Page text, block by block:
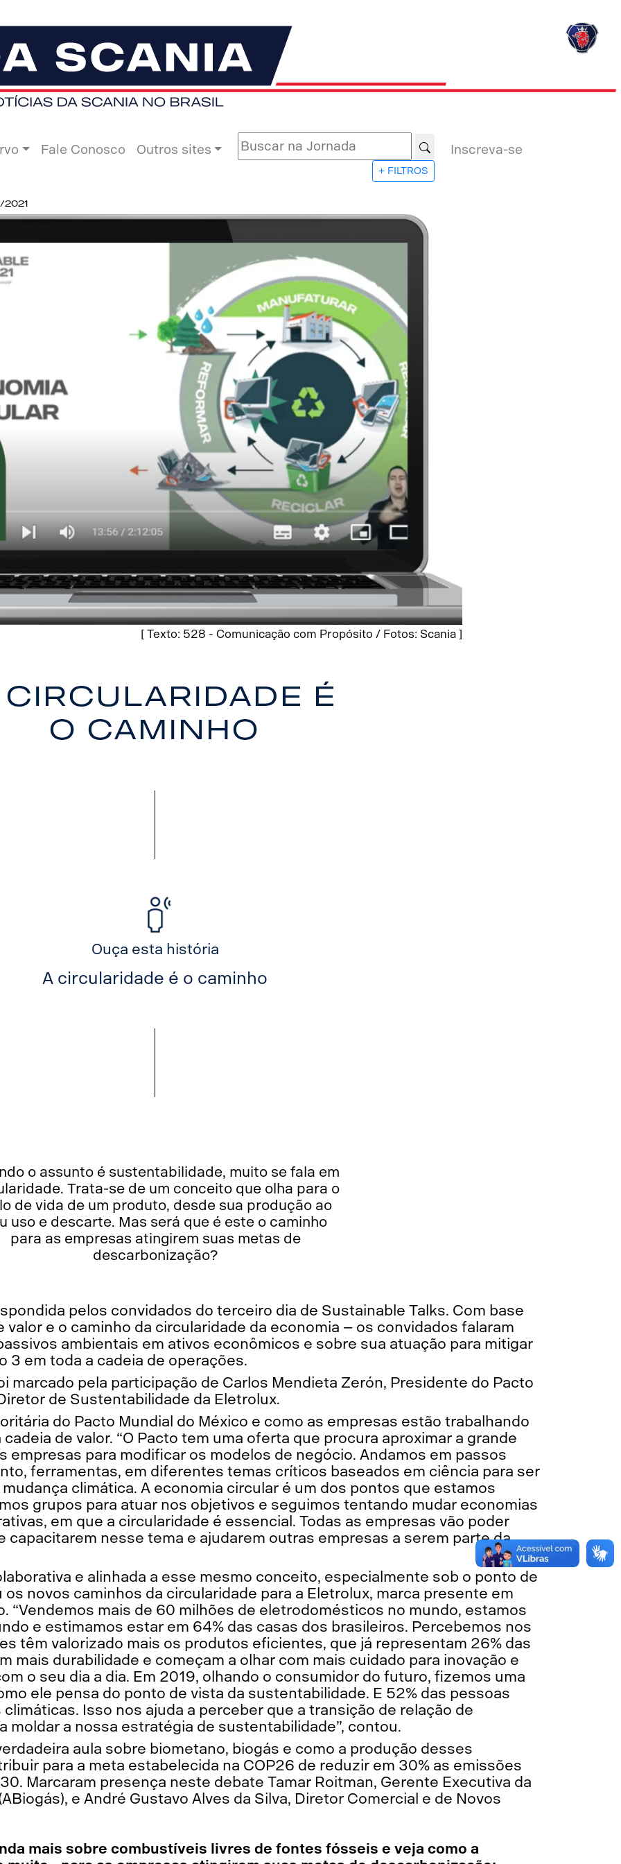
Fale Conosco Outros sites
+ FILTROS
Inscreva-se
[ Texto: 528 - Comunicação com Propósito / Fotos: Scania ]
circularidade é
o caminho
Ouça esta história
A circularidade é o caminho
o assunto é sustentabilidade, muito se fala em
Trata-se de um conceito que olha para o
de vida de um produto, desde sua produção ao
uso e descarte. Mas será que é este o caminho
para as empresas atingirem suas metas de
descarbonização?
pelos convidados do terceiro dia de Sustainable Talks. Com base
e o caminho da circularidade da economia – os convidados falaram
ambientais em ativos econômicos e sobre sua atuação para mitigar
3 em toda a cadeia de operações.
marcado pela participação de Carlos Mendieta Zerón, Presidente do Pacto
de Sustentabilidade da Eletrolux.
do Pacto Mundial do México e como as empresas estão trabalhando
de valor. “O Pacto tem uma oferta que procura aproximar a grande
empresas para modificar os modelos de negócio. Andamos em passos
ferramentas, em diferentes temas críticos baseados em ciência para ser
climática. A economia circular é um dos pontos que estamos
grupos para atuar nos objetivos e seguimos tentando mudar economias
em que a circularidade é essencial. Todas as empresas vão poder
capacitarem nesse tema e ajudarem outras empresas a serem parte da
e alinhada a esse mesmo conceito, especialmente sob o ponto de
novos caminhos da circularidade para a Eletrolux, marca presente em
“Vendemos mais de 60 milhões de eletrodomésticos no mundo, estamos
e estimamos estar em 64% das casas dos brasileiros. Percebemos nos
têm valorizado mais os produtos eficientes, que já representam 26% das
mais durabilidade e começam a olhar com mais cuidado para inovação e
o seu dia a dia. Em 2019, olhando o consumidor do futuro, fizemos uma
ele pensa do ponto de vista da sustentabilidade. E 52% das pessoas
Isso nos ajuda a perceber que a transição de relação de
moldar a nossa estratégia de sustentabilidade”, contou.
aula sobre biometano, biogás e como a produção desses
para a meta estabelecida na COP26 de reduzir em 30% as emissões
Marcaram presença neste debate Tamar Roitman, Gerente Executiva da
e André Gustavo Alves da Silva, Diretor Comercial e de Novos
mais sobre combustíveis livres de fontes fósseis e veja como a